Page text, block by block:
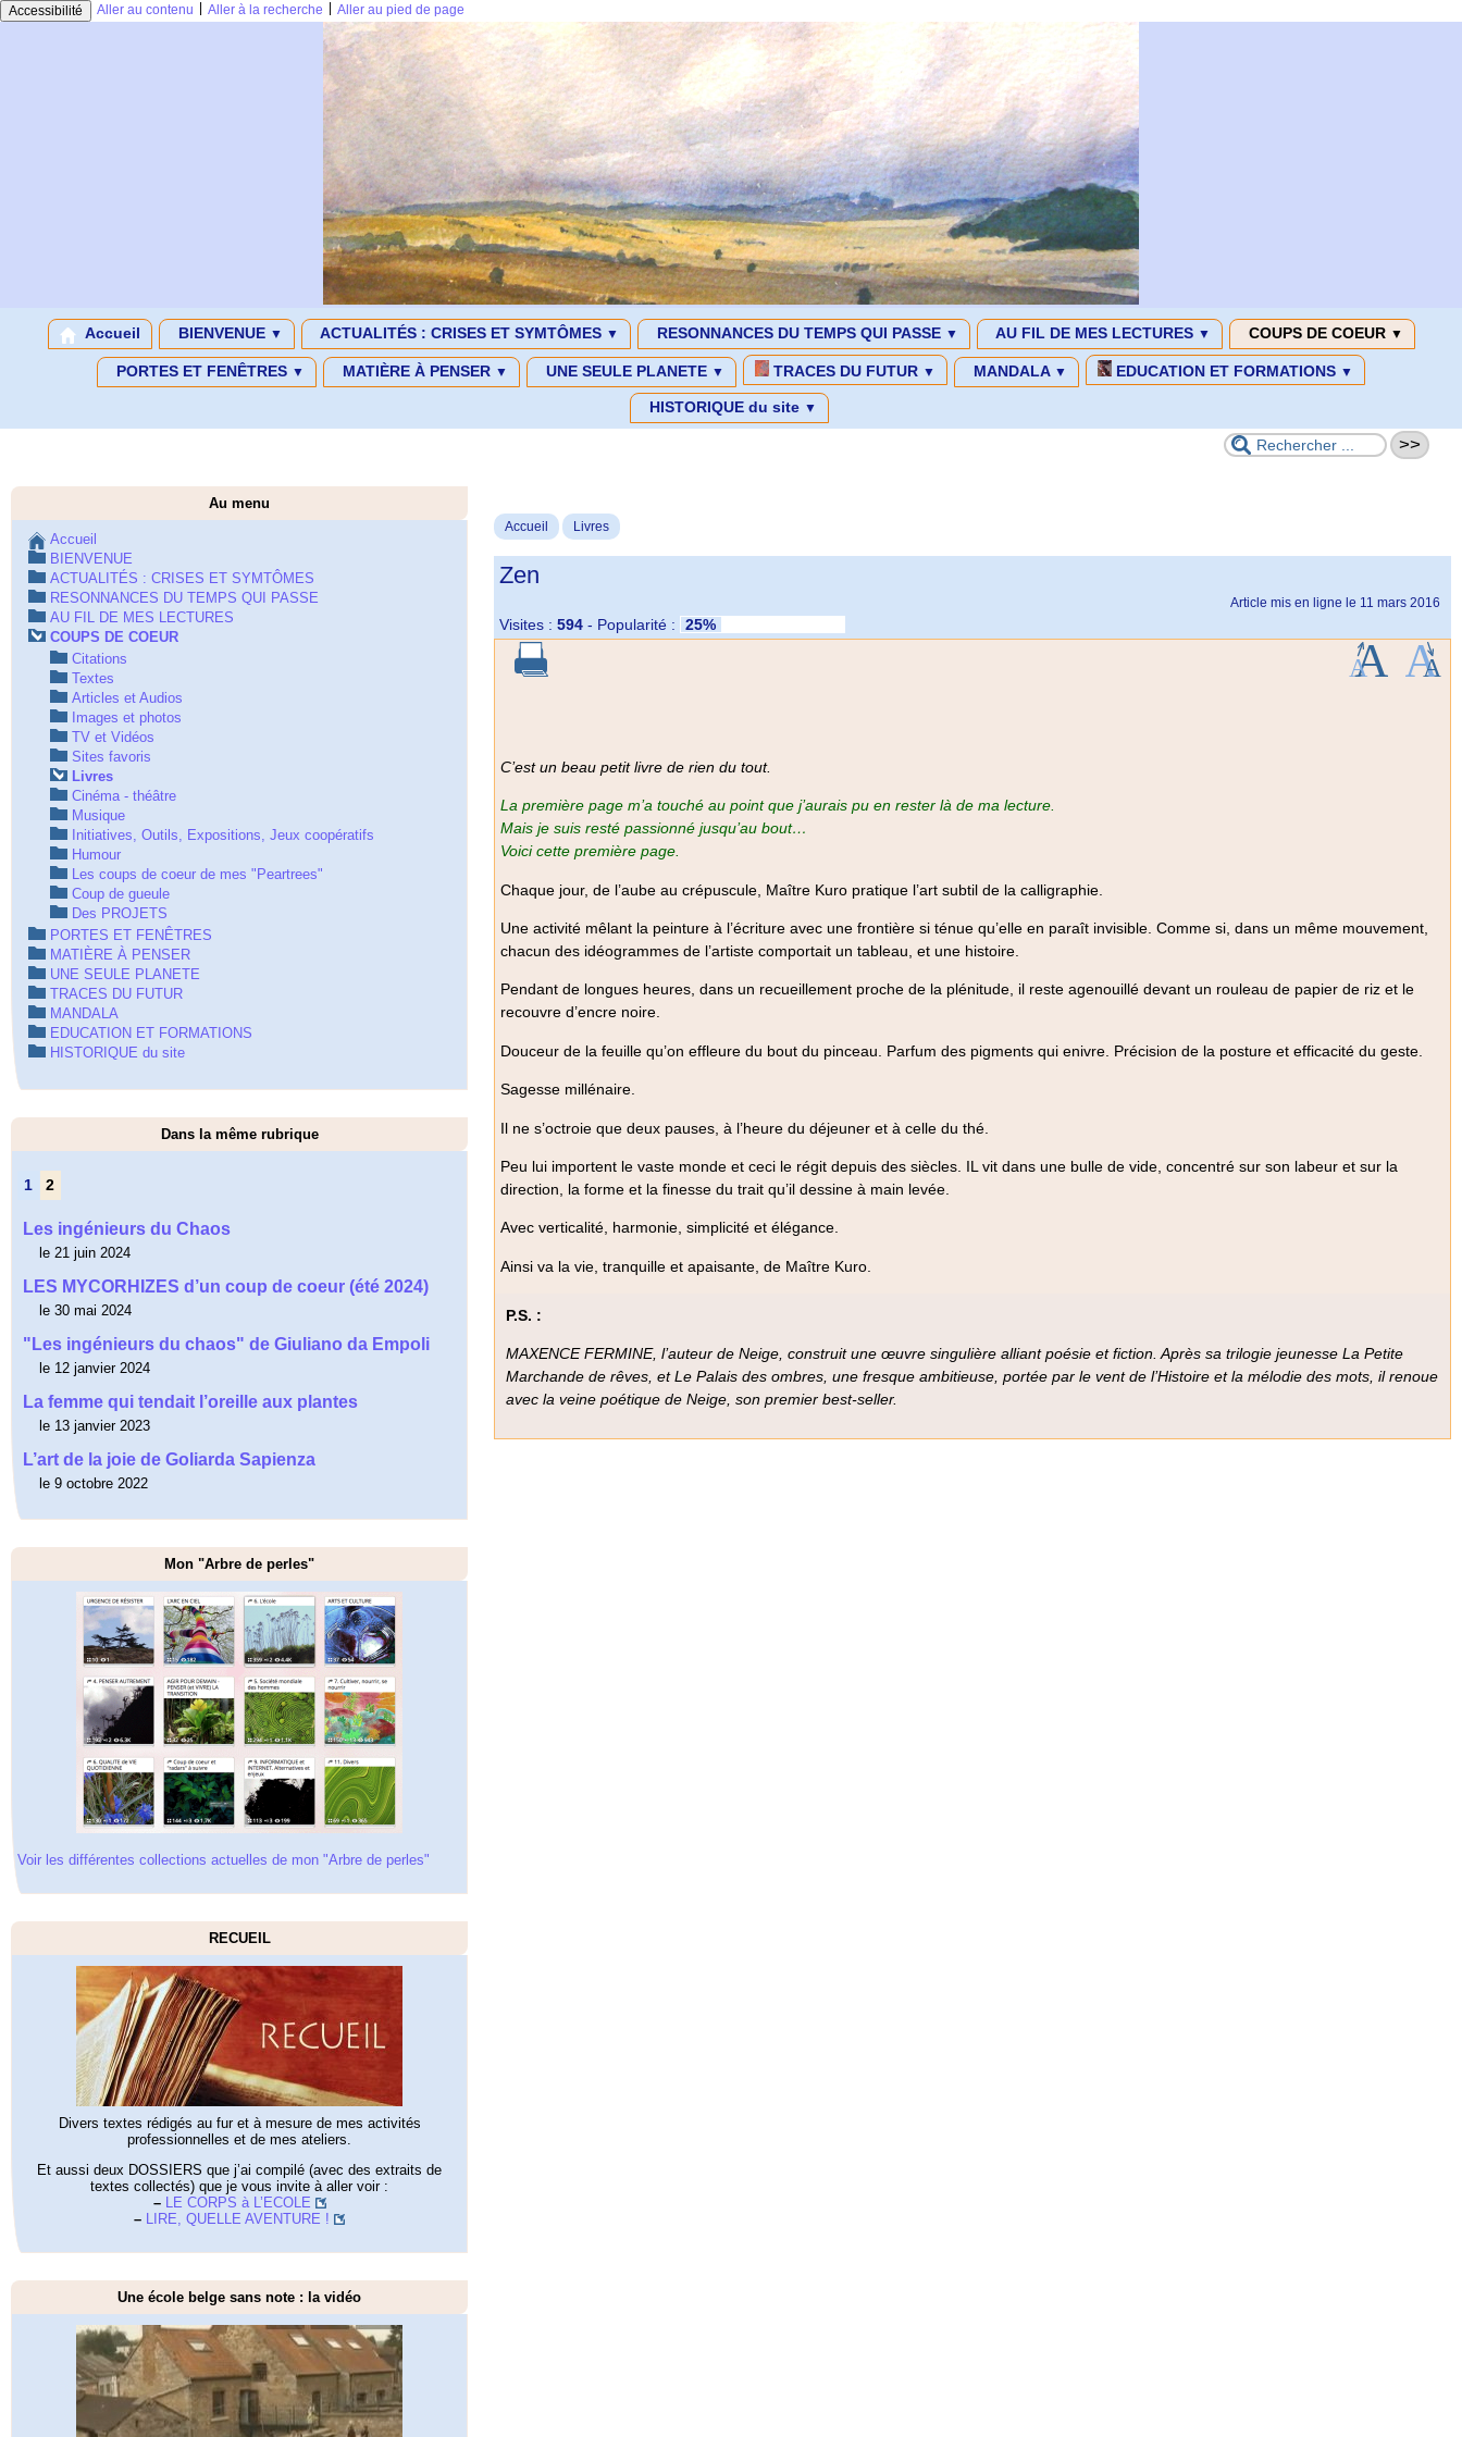
Accessibilité Aller au contenu Aller à la recherche Aller au pied de page
Accueil BIENVENUE ▼ ACTUALITÉS : CRISES ET SYMTÔMES ▼ RESONNANCES DU TEMPS QUI PASSE ▼ AU FIL DE MES LECTURES ▼ COUPS DE COEUR ▼
PORTES ET FENÊTRES ▼ MATIÈRE À PENSER ▼ UNE SEULE PLANETE ▼ TRACES DU FUTUR ▼ MANDALA ▼ EDUCATION ET FORMATIONS ▼
HISTORIQUE du site ▼
Accueil Livres
Zen
Article mis en ligne le 11 mars 2016
Visites : 594- Popularité : 25%
C’est un beau petit livre de rien du tout.
La première page m’a touché au point que j’aurais pu en rester là de ma lecture.
Mais je suis resté passionné jusqu’au bout…
Voici cette première page.
Chaque jour, de l’aube au crépuscule, Maître Kuro pratique l’art subtil de la calligraphie.
Une activité mêlant la peinture à l’écriture avec une frontière si ténue qu’elle en paraît invisible. Comme si, dans un même mouvement,
chacun des idéogrammes de l’artiste comportait un tableau, et une histoire.
Pendant de longues heures, dans un recueillement proche de la plénitude, il reste agenouillé devant un rouleau de papier de riz et le
recouvre d’encre noire.
Douceur de la feuille qu’on effleure du bout du pinceau. Parfum des pigments qui enivre. Précision de la posture et efficacité du geste.
Sagesse millénaire.
Il ne s’octroie que deux pauses, à l’heure du déjeuner et à celle du thé.
Peu lui importent le vaste monde et ceci le régit depuis des siècles. IL vit dans une bulle de vide, concentré sur son labeur et sur la
direction, la forme et la finesse du trait qu’il dessine à main levée.
Avec verticalité, harmonie, simplicité et élégance.
Ainsi va la vie, tranquille et apaisante, de Maître Kuro.
P.S. :
MAXENCE FERMINE, l’auteur de Neige, construit une œuvre singulière alliant poésie et fiction. Après sa trilogie jeunesse La Petite
Marchande de rêves, et Le Palais des ombres, une fresque ambitieuse, portée par le vent de l’Histoire et la mélodie des mots, il renoue
avec la veine poétique de Neige, son premier best-seller.
Au menu
Accueil
BIENVENUE
ACTUALITÉS : CRISES ET SYMTÔMES
RESONNANCES DU TEMPS QUI PASSE
AU FIL DE MES LECTURES
COUPS DE COEUR
Citations
Textes
Articles et Audios
Images et photos
TV et Vidéos
Sites favoris
Livres
Cinéma - théâtre
Musique
Initiatives, Outils, Expositions, Jeux coopératifs
Humour
Les coups de coeur de mes "Peartrees"
Coup de gueule
Des PROJETS
PORTES ET FENÊTRES
MATIÈRE À PENSER
UNE SEULE PLANETE
TRACES DU FUTUR
MANDALA
EDUCATION ET FORMATIONS
HISTORIQUE du site
Dans la même rubrique
1 2
Les ingénieurs du Chaos
le 21 juin 2024
LES MYCORHIZES d’un coup de coeur (été 2024)
le 30 mai 2024
"Les ingénieurs du chaos" de Giuliano da Empoli
le 12 janvier 2024
La femme qui tendait l’oreille aux plantes
le 13 janvier 2023
L’art de la joie de Goliarda Sapienza
le 9 octobre 2022
Mon "Arbre de perles"
Voir les différentes collections actuelles de mon "Arbre de perles"
RECUEIL
Divers textes rédigés au fur et à mesure de mes activités
professionnelles et de mes ateliers.
Et aussi deux DOSSIERS que j’ai compilé (avec des extraits de
textes collectés) que je vous invite à aller voir :
–
LE CORPS à L’ECOLE
–
LIRE, QUELLE AVENTURE !
Une école belge sans note : la vidéo